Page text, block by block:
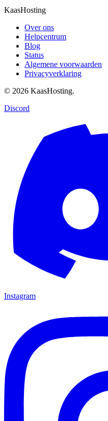
KaasHosting
Over ons
Helpcentrum
Blog
Status
Algemene voorwaarden
Privacyverklaring
© 2026 KaasHosting.
Discord
Instagram